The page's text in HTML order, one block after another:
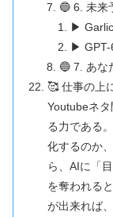
🔵 6. 未来
▶ Garlic
▶ GPT-
🔵 7. あな
🥰 仕事の上
Youtubeネ
る力である
化するのか
ら、AIに「
を奪われる
が出来れば